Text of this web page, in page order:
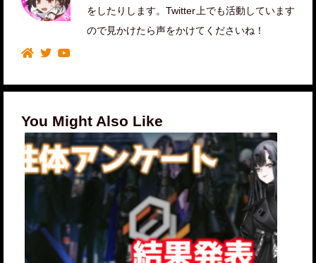
をしたりします。Twitter上でも活動しています
ので見かけたら声をかけてくださいね！
You Might Also Like